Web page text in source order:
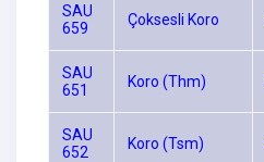
SAU
659
Çoksesli Koro
SAU
651
Koro (Thm)
SAU
652
Koro (Tsm)